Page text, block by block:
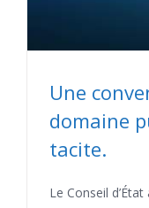
Une
domaine
tacite.
Le Conseil